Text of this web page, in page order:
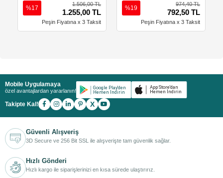
1.506,00 TL
1.255,00 TL
%17
Peşin Fiyatına x 3 Taksit
974,40 TL
792,50 TL
%19
Peşin Fiyatına x 3 Taksit
Mobile Uygulamaya
özel avantajlardan yararlanın!
Takipte Kal! X
Güvenli Alışveriş
3D Secure ve 256 Bit SSL ile alışverişte tam güvenlik sağlar.
Hızlı Gönderi
Hızlı kargo ile siparişlerinizi en kısa sürede ulaştırırız.